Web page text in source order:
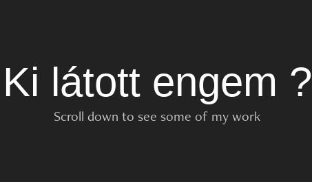
Ki látott engem ?
Scroll down to see some of my work